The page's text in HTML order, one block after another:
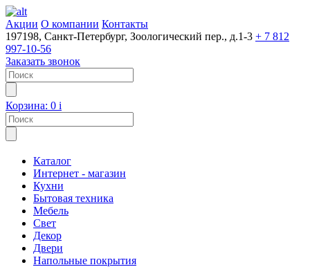
Акции О компании Контакты
197198, Санкт-Петербург, Зоологический пер., д.1-3 + 7 812
997-10-56
Заказать звонок
Корзина: 0 i
Каталог
Интернет - магазин
Кухни
Бытовая техника
Мебель
Свет
Декор
Двери
Напольные покрытия